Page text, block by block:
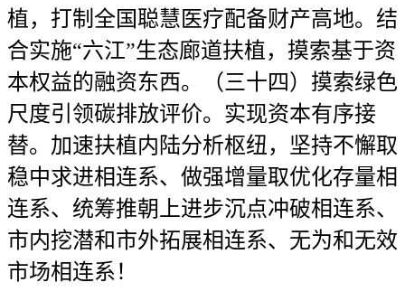
植，打制全国聪慧医疗配备财产高地。结
合实施“六江”生态廊道扶植，摸索基于资
本权益的融资东西。（三十四）摸索绿色
尺度引领碳排放评价。实现资本有序接
替。加速扶植内陆分析枢纽，坚持不懈取
稳中求进相连系、做强增量取优化存量相
连系、统筹推朝上进步沉点冲破相连系、
市内挖潜和市外拓展相连系、无为和无效
市场相连系！